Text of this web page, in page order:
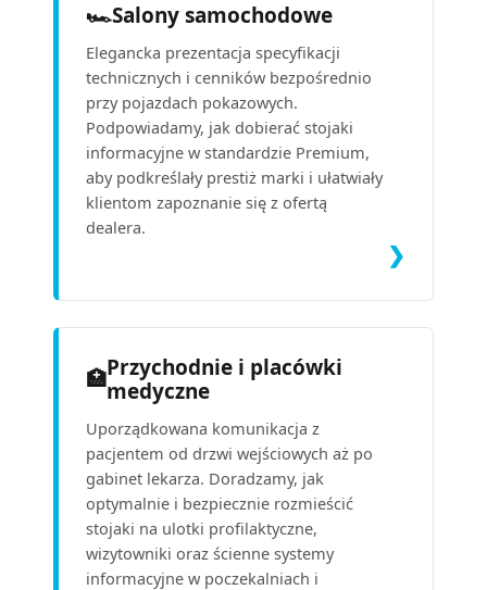
🏎️Salony samochodowe
Elegancka prezentacja specyfikacji
technicznych i cenników bezpośrednio
przy pojazdach pokazowych.
Podpowiadamy, jak dobierać stojaki
informacyjne w standardzie Premium,
aby podkreślały prestiż marki i ułatwiały
klientom zapoznanie się z ofertą
dealera.
❯
🏥Przychodnie i placówki
medyczne
Uporządkowana komunikacja z
pacjentem od drzwi wejściowych aż po
gabinet lekarza. Doradzamy, jak
optymalnie i bezpiecznie rozmieścić
stojaki na ulotki profilaktyczne,
wizytowniki oraz ścienne systemy
informacyjne w poczekalniach i